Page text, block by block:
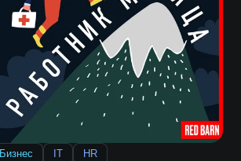
Бизнес IT HR